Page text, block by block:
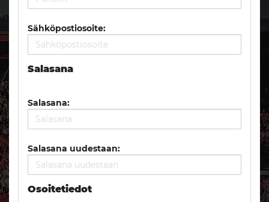
Sähköpostiosoite:
Salasana
Salasana:
Salasana uudestaan:
Osoitetiedot